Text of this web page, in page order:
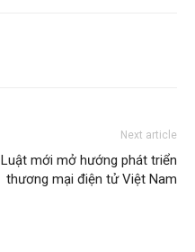
Next article
Luật mới mở hướng phát triển
thương mại điện tử Việt Nam